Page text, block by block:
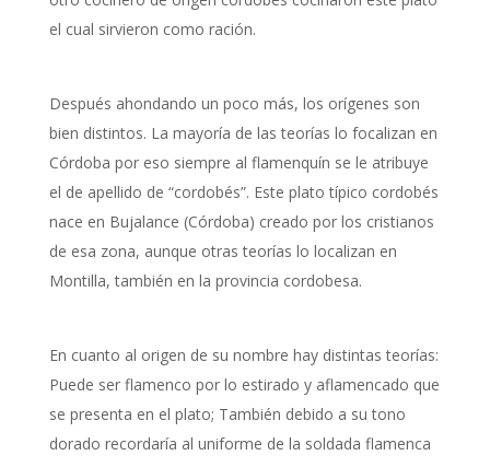
el cual sirvieron como ración.
Después ahondando un poco más, los orígenes son
bien distintos. La mayoría de las teorías lo focalizan en
Córdoba por eso siempre al flamenquín se le atribuye
el de apellido de “cordobés”. Este plato típico cordobés
nace en Bujalance (Córdoba) creado por los cristianos
de esa zona, aunque otras teorías lo localizan en
Montilla, también en la provincia cordobesa.
En cuanto al origen de su nombre hay distintas teorías:
Puede ser flamenco por lo estirado y aflamencado que
se presenta en el plato; También debido a su tono
dorado recordaría al uniforme de la soldada flamenca